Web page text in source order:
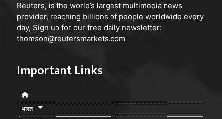
Reuters, is the world’s largest multimedia news
provider, reaching billions of people worldwide every
day, Sign up for our free daily newsletter:
thomson@reutersmarkets.com
Important Links
भारत